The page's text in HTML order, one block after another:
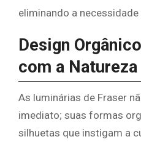
eliminando a
Design
com a Natureza
As luminárias de Fraser
imediato; suas formas
silhuetas que instigam a